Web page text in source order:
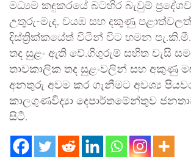
මධ්‍යම කඳුකරයේ බටහිර බැවුම්
උතුරු-මැද, වයඹ සහ දකුණු
දිස්ත්‍රික්කයේත් විටින් විට හමන
තද සුළං ඇති වේ.ගිගුරුම් සහිත වැසි
තාවකාලික තද සුළංවලින් සහ අකුණු
අනතුරු අවම කර ගැනීමට අවශ්‍ය
කාලගුණවිද්‍යා දෙපාර්තමේන්තුව
සිටී.